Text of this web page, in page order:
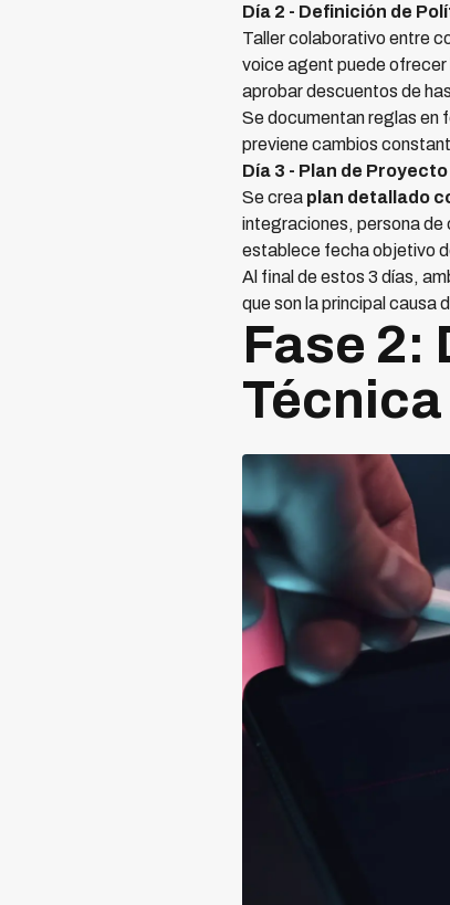
Día 2 - Definición de
Taller colaborativo entre
voice agent puede ofrecer
aprobar descuentos de
Se documentan reglas en
previene cambios
Día 3 - Plan de
Se crea plan detallado
integraciones, persona de
establece fecha objetivo
Al final de estos 3 días,
que son la principal causa
Fase 2: